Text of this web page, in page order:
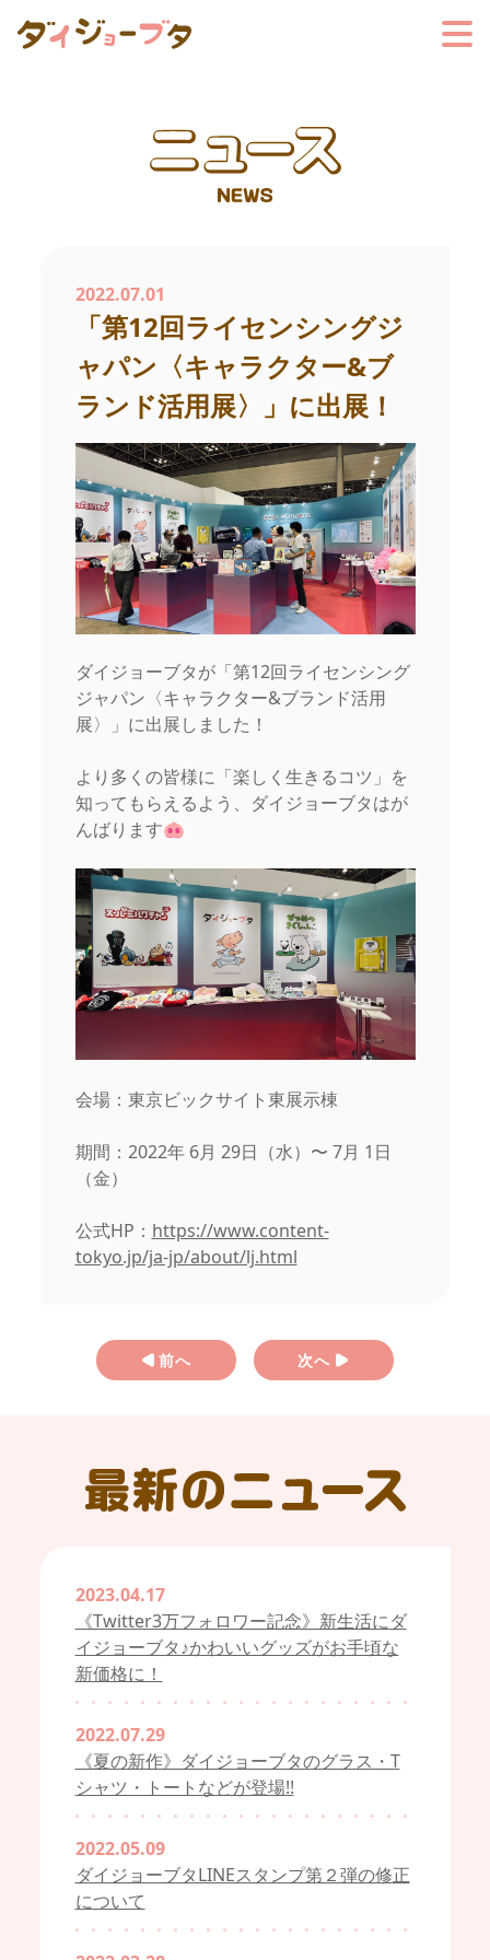
2022.07.01
「第12回ライセンシングジ
ャパン〈キャラクター&ブ
ランド活用展〉」に出展！
ダイジョーブタが「第12回ライセンシング
ジャパン〈キャラクター&ブランド活用
展〉」に出展しました！
より多くの皆様に「楽しく生きるコツ」を
知ってもらえるよう、ダイジョーブタはが
んばります🐽
会場：東京ビックサイト東展示棟
期間：2022年 6月 29日（水）〜 7月 1日
（金）
公式HP： https://www.content-
tokyo.jp/ja-jp/about/lj.html
前へ 次へ
2023.04.17
《Twitter3万フォロワー記念》新生活にダ
イジョーブタ♪かわいいグッズがお手頃な
新価格に！
2022.07.29
《夏の新作》ダイジョーブタのグラス・T
シャツ・トートなどが登場!!
2022.05.09
ダイジョーブタLINEスタンプ第２弾の修正
について